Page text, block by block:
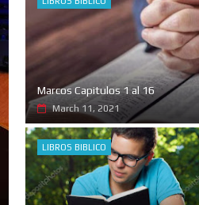
Marcos Capitulos 1 al 16
March 11, 2021
LIBROS BIBLICO